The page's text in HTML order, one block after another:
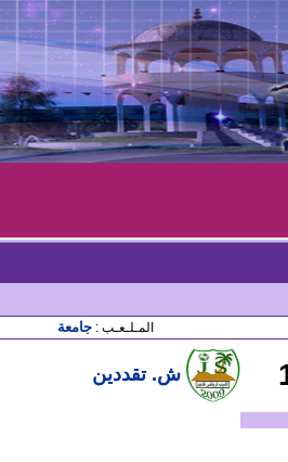
المـلـعـب :جامعة
ش. تقددين